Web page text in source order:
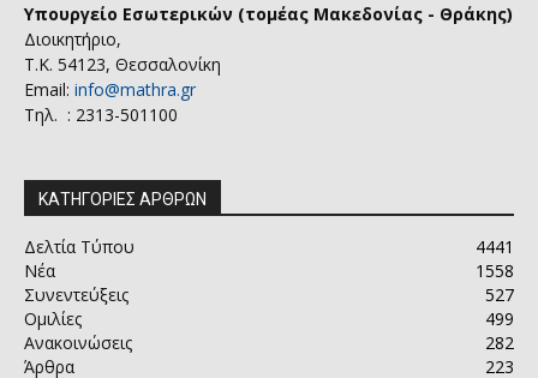
Υπουργείο Εσωτερικών (τομέας Μακεδονίας - Θράκης)
Διοικητήριο,
Τ.Κ. 54123, Θεσσαλονίκη
Email: info@mathra.gr
Τηλ. : 2313-501100
ΚΑΤΗΓΟΡΙΕΣ ΑΡΘΡΩΝ
Δελτία Τύπου
4441
Νέα
1558
Συνεντεύξεις
527
Ομιλίες
499
Ανακοινώσεις
282
Άρθρα
223